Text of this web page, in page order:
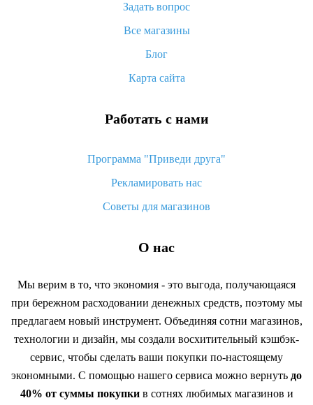
Что делать, если не пришел товар с Алиэкспресс
возврата денег
Задать вопрос
Все магазины
Блог
Карта сайта
Работать с нами
Программа "Приведи друга"
Рекламировать нас
Советы для магазинов
О нас
Мы верим в то, что экономия - это выгода, получающаяся
при бережном расходовании денежных средств, поэтому мы
предлагаем новый инструмент. Объединяя сотни магазинов,
технологии и дизайн, мы создали восхитительный кэшбэк-
сервис, чтобы сделать ваши покупки по-настоящему
экономными. С помощью нашего сервиса можно вернуть до
40% от суммы покупкив сотнях любимых магазинов и